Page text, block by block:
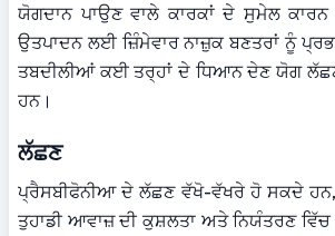
ਯੋਗਦਾਨ ਪਾਉਣ ਵਾਲੇ ਕਾਰਕਾਂ ਦੇ ਸੁਮੇਲ
ਉਤਪਾਦਨ ਲਈ ਜ਼ਿੰਮੇਵਾਰ ਨਾਜ਼ੁਕ ਬਣਤਰਾਂ ਨੂੰ
ਤਬਦੀਲੀਆਂ ਕਈ ਤਰ੍ਹਾਂ ਦੇ ਧਿਆਨ ਦੇਣ ਯੋਗ
ਹਨ।
ਲੱਛਣ
ਪ੍ਰੈਸਬੀਫੋਨੀਆ ਦੇ ਲੱਛਣ ਵੱਖੋ-ਵੱਖਰੇ ਹੋ ਸਕਦੇ
ਤੁਹਾਡੀ ਆਵਾਜ਼ ਦੀ ਕੁਸ਼ਲਤਾ ਅਤੇ ਨਿਯੰਤਰਣ